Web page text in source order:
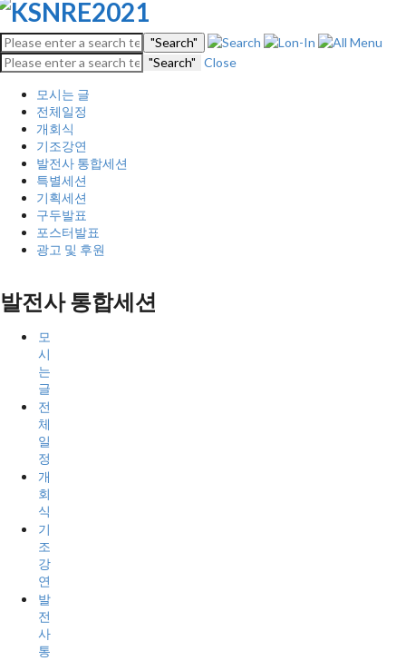
"Search"
"Search" Close
모시는 글
전체일정
개회식
기조강연
발전사 통합세션
특별세션
기획세션
구두발표
포스터발표
광고 및 후원
발전사 통합세션
모
시
는
글
전
체
일
정
개
회
식
기
조
강
연
발
전
사
통